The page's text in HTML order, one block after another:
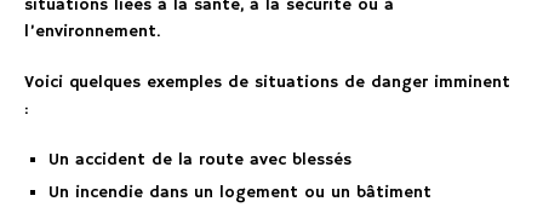
situations liées à la santé, à la sécurité ou à
l’environnement.
Voici quelques exemples de situations de danger imminent
:
Un accident de la route avec blessés
Un incendie dans un logement ou un bâtiment